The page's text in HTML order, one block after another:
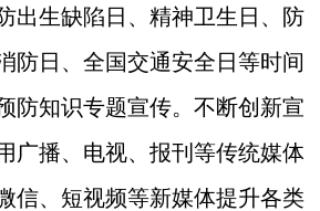
出生缺陷日、精神卫生日、防
防日、全国交通安全日等时间
防知识专题宣传。不断创新宣
广播、电视、报刊等传统媒体
信、短视频等新媒体提升各类